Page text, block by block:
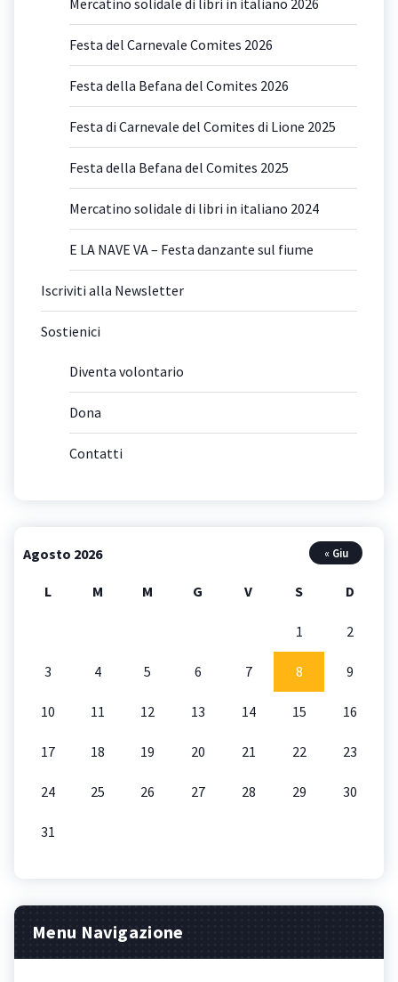
Mercatino solidale di libri in italiano 2026
Festa del Carnevale Comites 2026
Festa della Befana del Comites 2026
Festa di Carnevale del Comites di Lione 2025
Festa della Befana del Comites 2025
Mercatino solidale di libri in italiano 2024
E LA NAVE VA – Festa danzante sul fiume
Iscriviti alla Newsletter
Sostienici
Diventa volontario
Dona
Contatti
Agosto 2026
L M M G V S D
1 2
3 4 5 6 7 8 9
10 11 12 13 14 15 16
17 18 19 20 21 22 23
24 25 26 27 28 29 30
31
« Giu
Menu Navigazione